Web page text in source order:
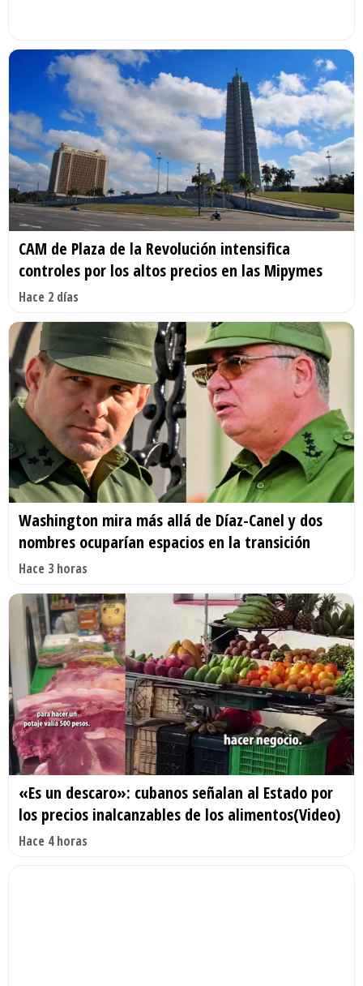
CAM de Plaza de la Revolución intensifica
controles por los altos precios en las Mipymes
Hace 2 días
Washington mira más allá de Díaz-Canel y dos
nombres ocuparían espacios en la transición
Hace 3 horas
«Es un descaro»: cubanos señalan al Estado por
los precios inalcanzables de los alimentos(Video)
Hace 4 horas